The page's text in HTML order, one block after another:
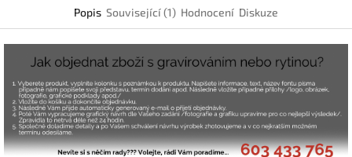
Popis Související (1) Hodnocení Diskuze